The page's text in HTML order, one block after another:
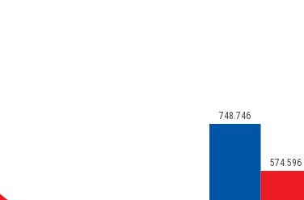
748.746
574.596